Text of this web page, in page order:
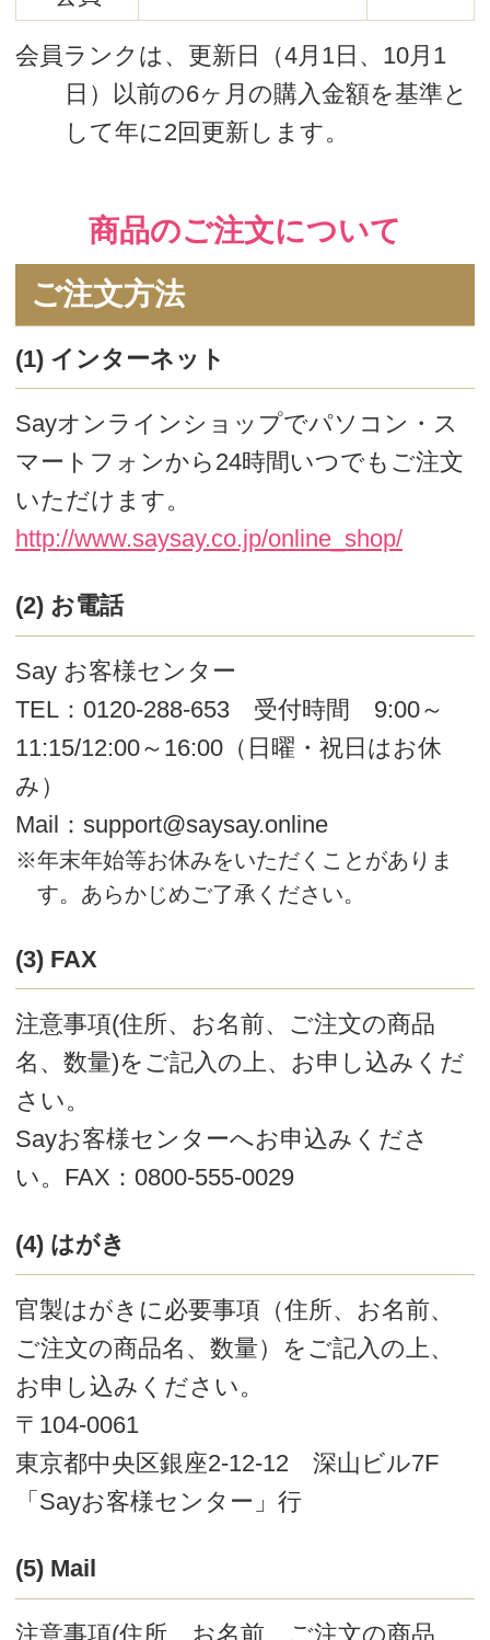
Express、Diners Club】
お客様のご指定の口座から自動的にご
ご利用カードは、お客様ご本人名義の
ものに限らせていただきます。
(3) コンビニ支払い（後払い）
商品と一緒に払込取扱票をお送りいたし
ます。お近くのコンビニエンスストアに
さい。払込は商品到着後７日以内にお願
いいたします。
※ご注文合計で1回、20,000円(税込)までのご
利用とさせていただきますのでご了承くださ
20,000円以上のご注文の場合、もしくはご
利用のお支払いがお済みでない場合は、他の
を終えてからご利用いただきますようお願い
いたします。
(4) 郵便振替（後払い）
商品と一緒に払込取扱票をお送りいたし
ます。お近くの郵便窓口にて払込票をご
払込は商品到着後７日以内にお願いいた
します。
利用とさせていただきますのでご了承くださ
い。
20,000円以上のご注文の場合、もしくはご
決済方法をご利用いただくか、一旦お支払い
商品のお届け
ヤマト運輸の宅急便にてお届けしま
定期会員様はいつでも、１個でも送料